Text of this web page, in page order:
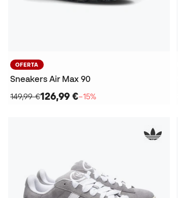
OFERTA
Sneakers Air Max 90
149,99 €126,99 €−15%